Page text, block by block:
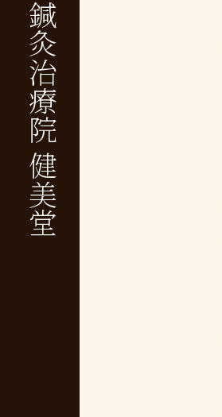
鍼灸治療院 健美堂